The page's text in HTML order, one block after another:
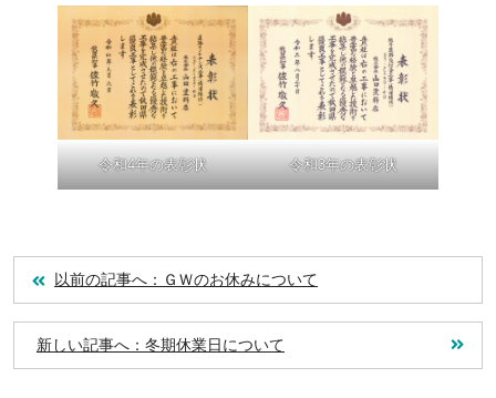
令和4年の表彰状 令和3年の表彰状
以前の記事へ：ＧＷのお休みについて
新しい記事へ：冬期休業日について